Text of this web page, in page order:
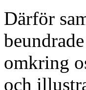
Därför
omkring
och